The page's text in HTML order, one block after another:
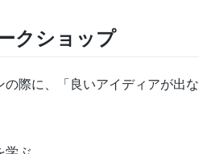
クショップ
際に、「良いアイディアが出